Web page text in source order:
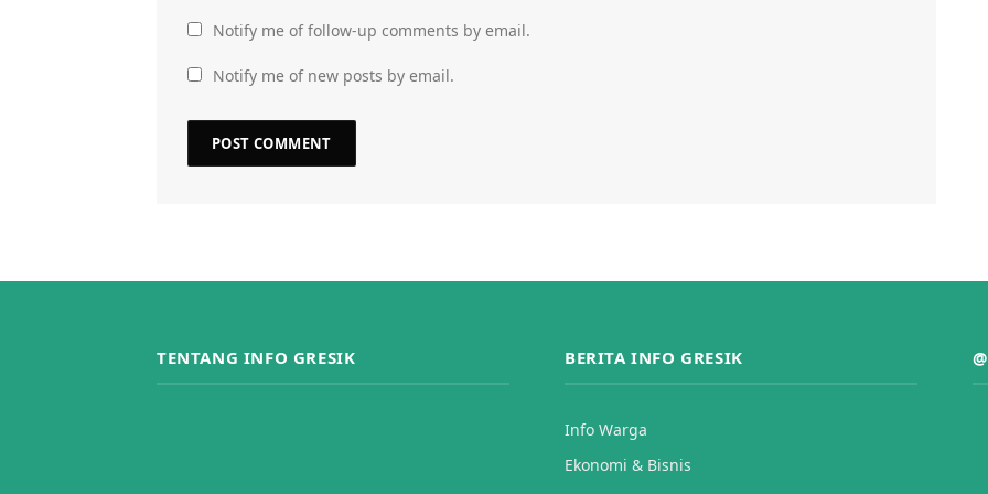
Notify me of follow-up comments by email.
Notify me of new posts by email.
TENTANG INFO GRESIK BERITA INFO GRESIK
Info Warga
Ekonomi & Bisnis